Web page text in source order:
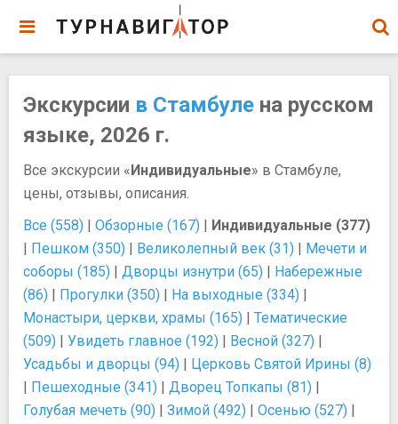
Экскурсии в Стамбуле на русском
языке, 2026 г.
Все экскурсии «Индивидуальные» в Стамбуле,
цены, отзывы, описания.
Все (558) | Обзорные (167) | Индивидуальные (377)
| Пешком (350) | Великолепный век (31) | Мечети и
соборы (185) | Дворцы изнутри (65) | Набережные
(86) | Прогулки (350) | На выходные (334) |
Монастыри, церкви, храмы (165) | Тематические
(509) | Увидеть главное (192) | Весной (327) |
Усадьбы и дворцы (94) | Церковь Святой Ирины (8)
| Пешеходные (341) | Дворец Топкапы (81) |
Голубая мечеть (90) | Зимой (492) | Осенью (527) |